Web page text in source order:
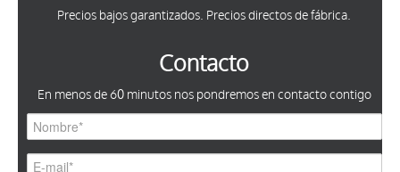
Precios bajos garantizados. Precios directos de fábrica.
Contacto
En menos de 60 minutos nos pondremos en contacto contigo